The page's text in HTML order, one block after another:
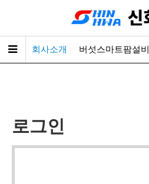
회사소개 버섯스마트팜설비
로그인